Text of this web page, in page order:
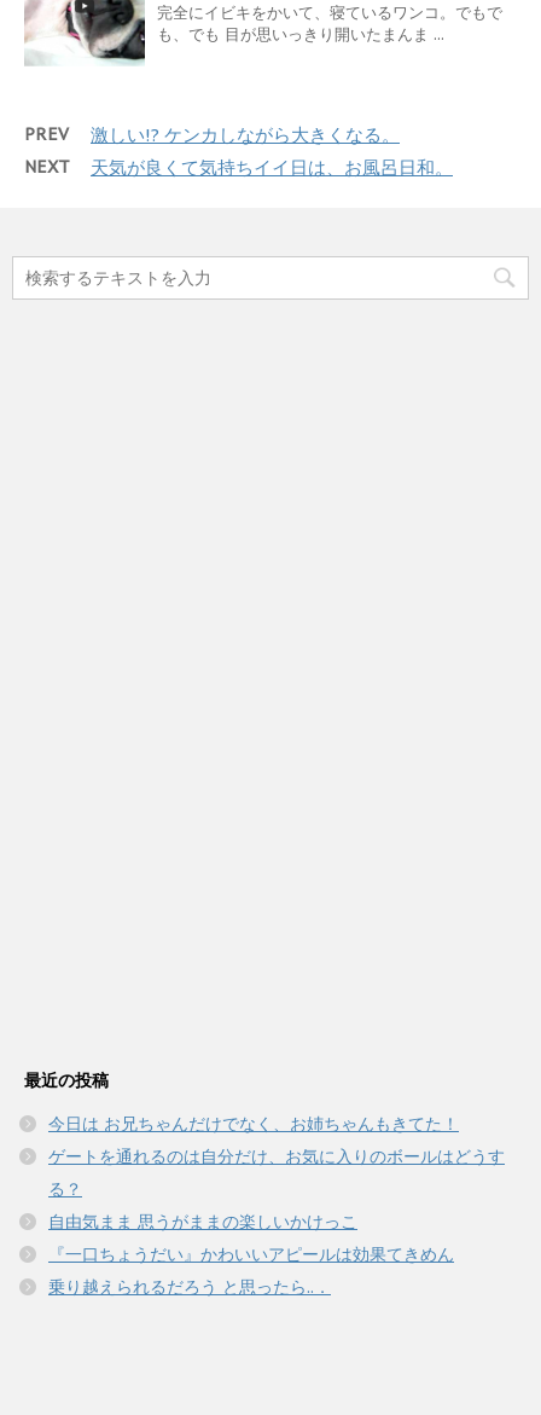
完全にイビキをかいて、寝ているワンコ。でもで
も、でも 目が思いっきり開いたまんま ...
PREV 激しい!? ケンカしながら大きくなる。
NEXT 天気が良くて気持ちイイ日は、お風呂日和。
最近の投稿
今日は お兄ちゃんだけでなく、お姉ちゃんもきてた！
ゲートを通れるのは自分だけ、お気に入りのボールはどうす
る？
自由気まま 思うがままの楽しいかけっこ
『一口ちょうだい』かわいいアピールは効果てきめん
乗り越えられるだろう と思ったら..．